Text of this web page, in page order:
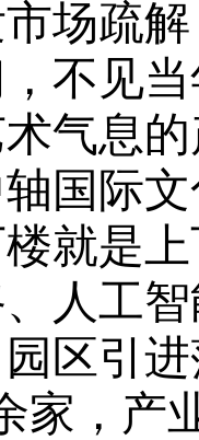
场疏
不见
气息
国际
就是
人工
区引
家，产